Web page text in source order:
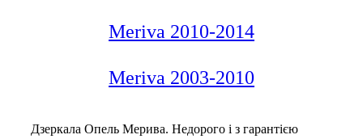
Meriva 2010-2014
Meriva 2003-2010
Дзеркала Опель Мерива. Недорого і з гарантією